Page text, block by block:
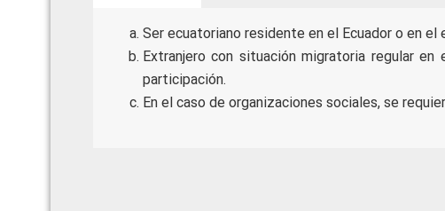
Ser ecuatoriano residente en el Ecuador o en el
Extranjero con situación migratoria regular
participación.
En el caso de organizaciones sociales, se